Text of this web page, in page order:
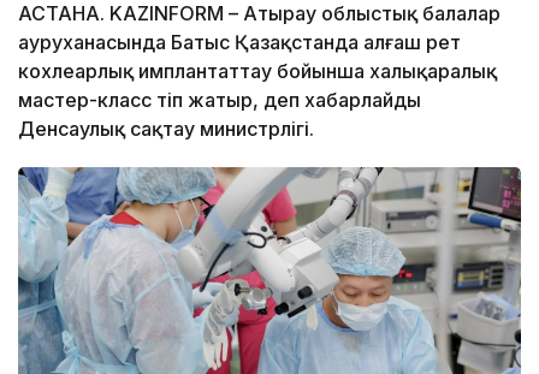
АСТАНА. KAZINFORM – Атырау облыстық балалар
ауруханасында Батыс Қазақстанда алғаш рет
кохлеарлық имплантаттау бойынша халықаралық
мастер-класс өтіп жатыр, деп хабарлайды
Денсаулық сақтау министрлігі.